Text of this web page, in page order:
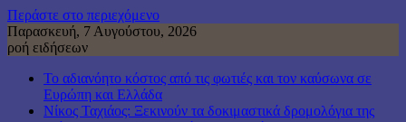
Περάστε στο περιεχόμενο
Παρασκευή, 7 Αυγούστου, 2026
ροή ειδήσεων
Το αδιανόητο κόστος από τις φωτιές και τον καύσωνα σε
Ευρώπη και Ελλάδα
Νίκος Ταχιάος: Ξεκινούν τα δοκιμαστικά δρομολόγια της